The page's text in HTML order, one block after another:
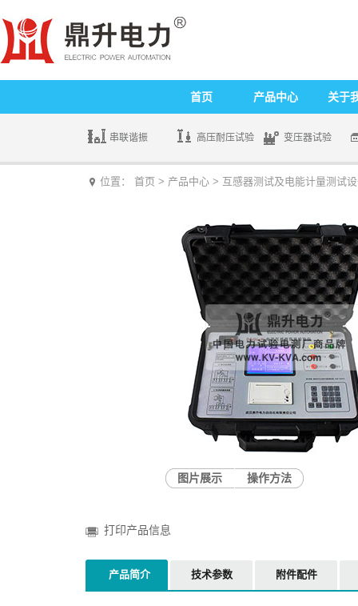
首页 产品中心 关于
串联谐振 高压耐压试验 变压器试验
位置： 首页 > 产品中心 > 互感器测试及电能计量测试
图片展示 操作方法
打印产品信息
产品简介 技术参数 附件配件